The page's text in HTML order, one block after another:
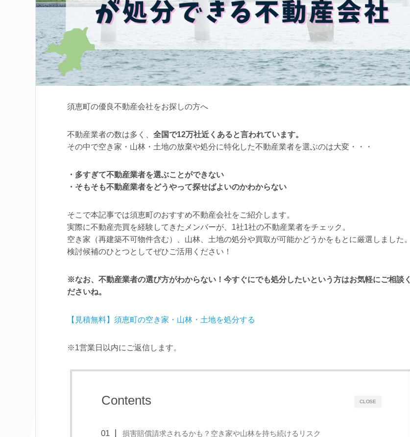
須恵町の優良不動産会社をお探しの方へ
不動産業者の数は多く、 全国で12万社近くあると言われています。
その中で空き家・山林・土地の放棄や処分に特化した不動産業者を選ぶのは大変・・・
・多すぎて不動産業者を選ぶことができない
・そもそも不動産業者をどうやって探せばよいのかわからない
そこで本記事では須恵町のおすすめ不動産会社をご紹介します。
実際に不動産売買を経験してきたメンバーが、1社1社の不動産業者をチェック。
空き家（再建築不可物件含む）、山林、土地の処分や買取が可能かどうかをもとに厳選しました。
検討候補のひとつとしてぜひご活用ください！
※なお、不動産業者の選び方がわからない！今すぐにでも処分したいという方はお気軽にご相談く
ださいね。
【見積無料】須恵町の空き家・山林・土地を処分する
※1営業日以内にご返信します。
CLOSE
Contents
損害賠償請求されるかも？空き家や山林を持ち続けるリスク